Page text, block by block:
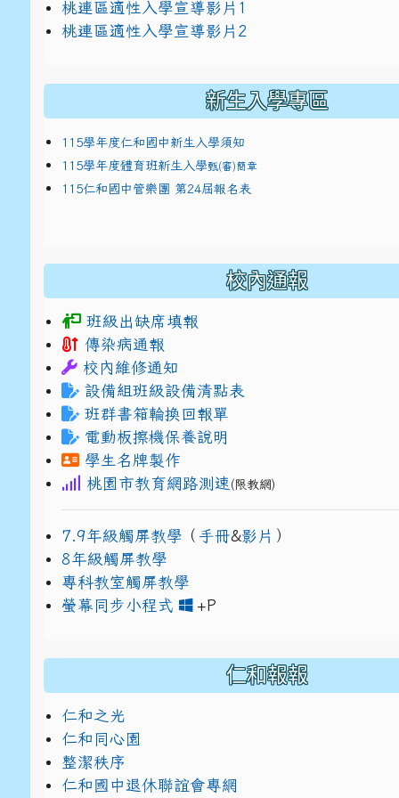
link to https://docs.google.com/
桃連區適性入學宣導影片1
link to https://docs.google.com/
桃連區適性入學宣導影片2
新生入學專區
115學年度仁和國中新生入學須知
115學年度體育班新生入學甄(審)簡章
115仁和國中管樂團 第24屆報名表
校內通報
班級出缺席填報
傳染病通報
校內維修通知
設備組班級設備清點表
班群書箱輪換回報單
電動板擦機保養說明
學生名牌製作
桃園市教育網路測速 (限教網)
7.9年級觸屏教學 （ 手冊&影片 ）
8年級觸屏教學
專科教室觸屏教學
螢幕同步小程式
+Plink to https://
link to https://
仁和報報
仁和之光
仁和同心園
整潔秩序
仁和國中退休聯誼會專網